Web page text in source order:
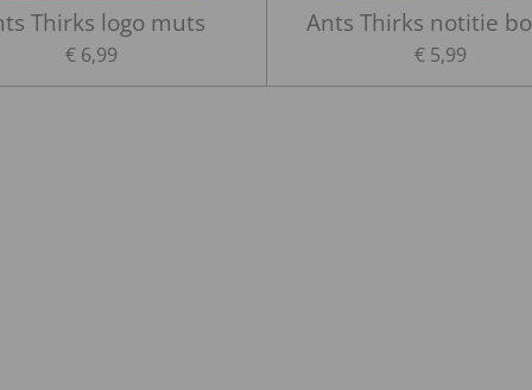
Thirks logo muts
€ 6,99
Ants Thirks notitie
€ 5,99